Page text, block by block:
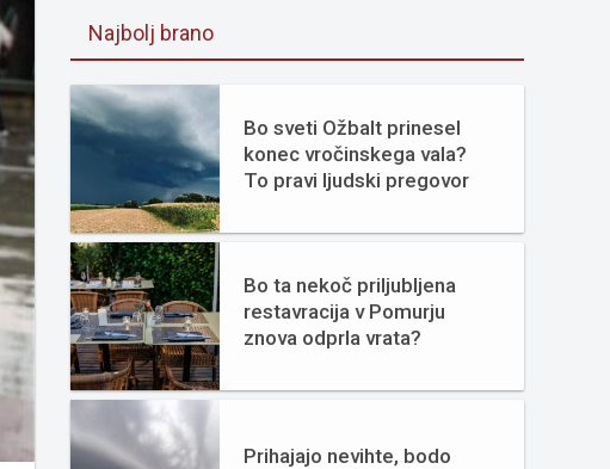
Najbolj brano
Bo sveti Ožbalt prinesel
konec vročinskega vala?
To pravi ljudski pregovor
Bo ta nekoč priljubljena
restavracija v Pomurju
znova odprla vrata?
Prihajajo nevihte, bodo